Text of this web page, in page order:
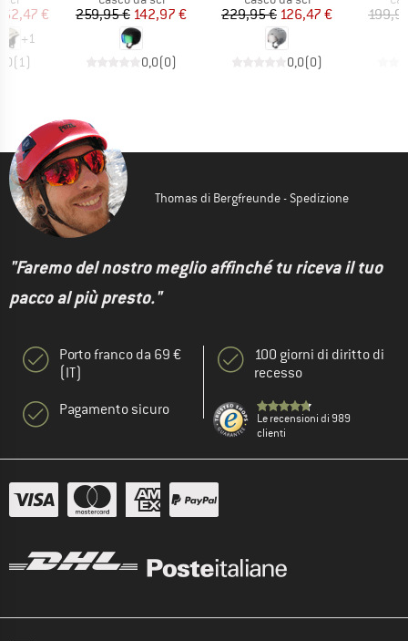
ridotto
€
+1
(1)
Prezzo
259,95 €Prezzo ridotto
142,97 €
0,0(0)
Prezzo
229,95 €Prezzo ridotto
126,47 €
0,0(0)
Thomas di Bergfreunde - Spedizione
"Faremo del nostro meglio affinché tu riceva il tuo
pacco al più presto."
Porto franco da 69 €
(IT)
Pagamento sicuro
100 giorni di diritto di
recesso
Le recensioni di 989
clienti